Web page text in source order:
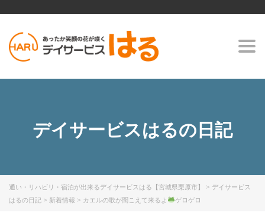
デイサービスはるの日記
通い・リハビリ・宿泊が出来るデイサービスはる【宮城県栗原市】 > デイサービス
はるの日記 > 新着情報 > カエルの歌が聞こえて来るよ ゲロゲロ